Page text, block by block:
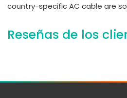
country-specific AC cable are
Reseñas de los